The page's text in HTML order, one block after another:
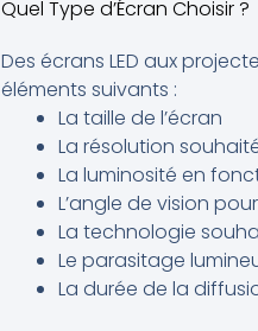
Quel Type d’Écran Choisir ?
Des écrans LED aux
éléments suivants :
La taille de l’écran
La résolution
La luminosité en
L’angle de vision
La technologie
Le parasitage
La durée de la